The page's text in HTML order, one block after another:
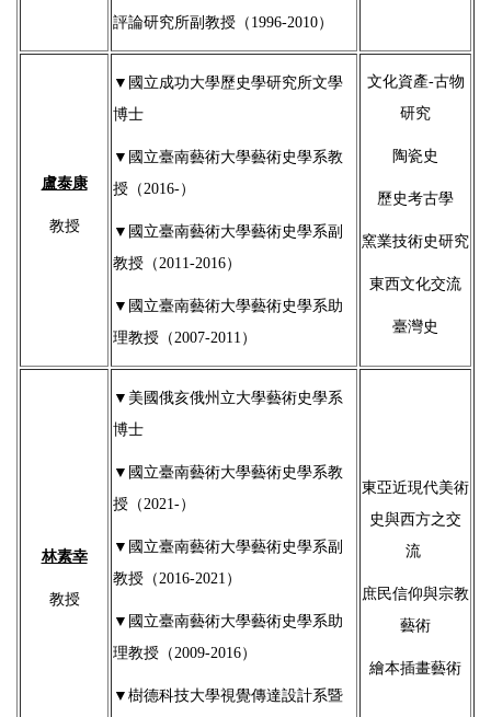
評論研究所副教授（1996-2010）
盧泰康
教授
▼ 國立成功大學歷史學研究所文學
博士
▼ 國立臺南藝術大學藝術史學系教
授（2016-）
▼ 國立臺南藝術大學藝術史學系副
教授（2011-2016）
▼ 國立臺南藝術大學藝術史學系助
理教授（2007-2011）
文化資產-古物
研究
陶瓷史
歷史考古學
窯業技術史研究
東西文化交流
臺灣史
林素幸
教授
▼美國俄亥俄州立大學藝術史學系
博士
▼ 國立臺南藝術大學藝術史學系教
授（2021-）
▼國立臺南藝術大學藝術史學系副
教授（2016-2021）
▼國立臺南藝術大學藝術史學系助
理教授（2009-2016）
▼樹德科技大學視覺傳達設計系暨
東亞近現代美術
史與西方之交
流
庶民信仰與宗教
藝術
繪本插畫藝術